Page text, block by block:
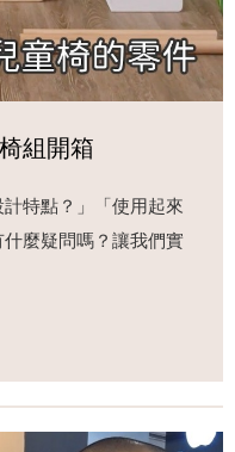
組開箱
計特點？」「使用起來
麼疑問嗎？讓我們實